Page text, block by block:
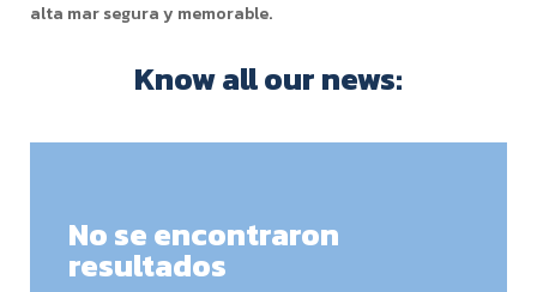
alta mar segura y memorable.
Know all our news:
No se encontraron
resultados